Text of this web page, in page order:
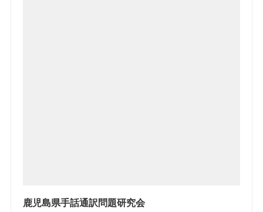
鹿児島県手話通訳問題研究会